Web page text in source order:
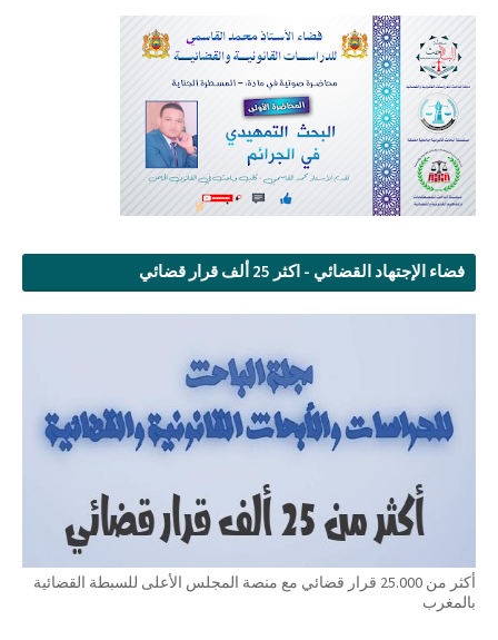
فضاء الإجتهاد القضائي - اكثر 25 ألف قرار قضائي
أكثر من 25.000 قرار قضائي مع منصة المجلس الأعلى للسبطة القضائية
بالمغرب